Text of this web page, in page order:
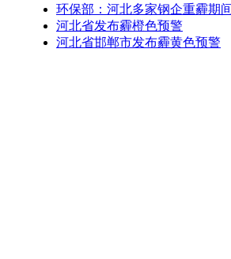
环保部：河北多家钢企重霾期
河北省发布霾橙色预警
河北省邯郸市发布霾黄色预警